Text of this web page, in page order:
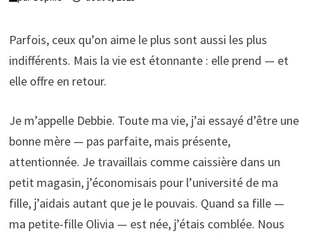
Parfois, ceux qu’on aime le plus sont aussi les plus
indifférents. Mais la vie est étonnante : elle prend — et
elle offre en retour.
Je m’appelle Debbie. Toute ma vie, j’ai essayé d’être une
bonne mère — pas parfaite, mais présente,
attentionnée. Je travaillais comme caissière dans un
petit magasin, j’économisais pour l’université de ma
fille, j’aidais autant que je le pouvais. Quand sa fille —
ma petite-fille Olivia — est née, j’étais comblée. Nous